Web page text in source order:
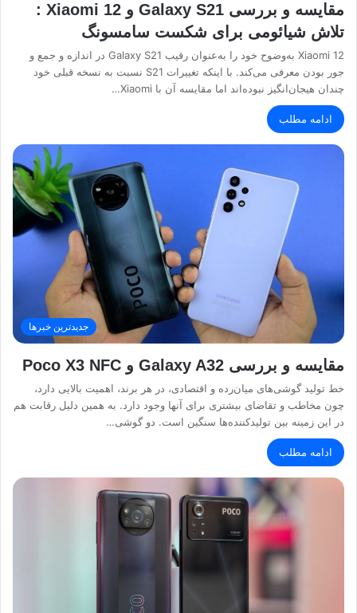
مقایسه و بررسی Galaxy S21 و Xiaomi 12 :
تلاش شیائومی برای شکست سامسونگ
Xiaomi 12 به‌وضوح خود را به‌عنوان رقیب Galaxy S21 در اندازه و جمع و
جور بودن معرفی می‌کند. با اینکه تغییرات S21 نسبت به نسخه قبلی خود
چندان هیجان‌انگیز نبوده‌اند اما مقایسه آن با Xiaomi…
ادامه مطلب
جدیدترین خبرها
مقایسه و بررسی Galaxy A32 و Poco X3 NFC
خط تولید گوشی‌های میان‌رده و اقتصادی، در هر برند، اهمیت بالایی دارد،
چون مخاطب و تقاضای بیشتری برای آنها وجود دارد. به همین دلیل رقابت هم
در این زمینه بین تولیدکننده‌ها سنگین است. دو گوشی…
ادامه مطلب